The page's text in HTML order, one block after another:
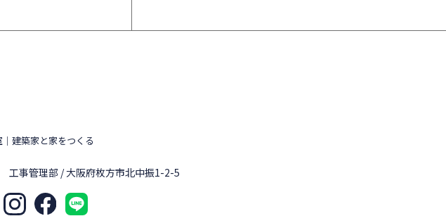
｜ 建築家と家をつくる
工事管理部 / 大阪府枚方市北中振1-2-5